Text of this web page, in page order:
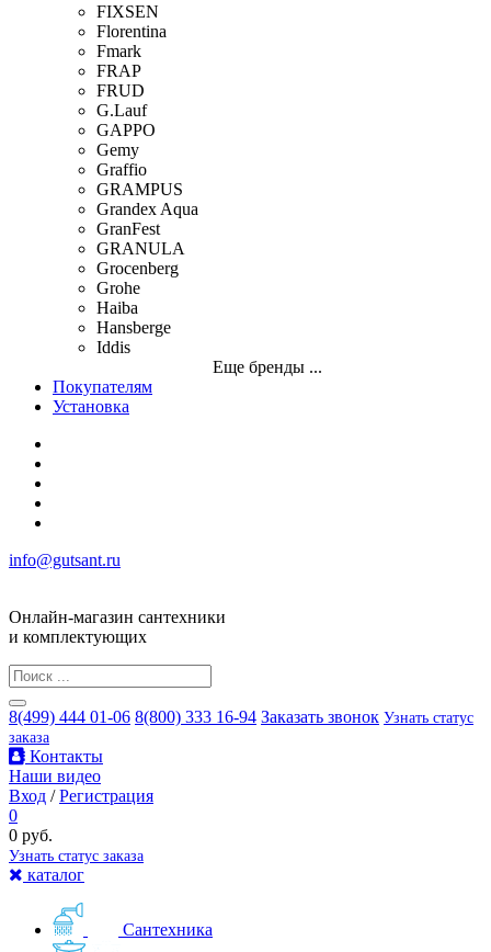
FIXSEN
Florentina
Fmark
FRAP
FRUD
G.Lauf
GAPPO
Gemy
Graffio
GRAMPUS
Grandex Aqua
GranFest
GRANULA
Grocenberg
Grohe
Haiba
Hansberge
Iddis
Еще бренды ...
Покупателям
Установка
info@gutsant.ru
Онлайн-магазин сантехники
и комплектующих
8(499) 444 01-06 8(800) 333 16-94 Заказать звонок Узнать статус
заказа
Контакты
Наши видео
Вход /Регистрация
0
0 руб.
Узнать статус заказа
каталог
Сантехника